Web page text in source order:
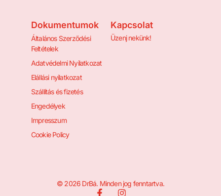
Dokumentumok
Általános Szerződési
Feltételek
Adatvédelmi Nyilatkozat
Elállási nyilatkozat
Szállítás és fizetés
Engedélyek
Impresszum
Cookie Policy
Kapcsolat
Üzenj nekünk!
© 2026 DrBá. Minden jog fenntartva.